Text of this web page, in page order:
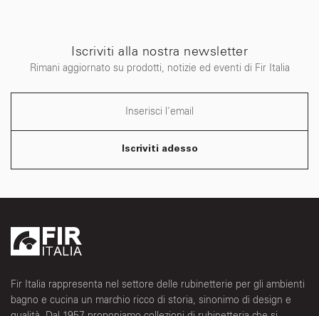
Iscriviti alla nostra newsletter
Rimani aggiornato su prodotti, notizie ed eventi di Fir Italia
Iscriviti adesso
Fir Italia rappresenta nel settore delle rubinetterie per gli ambienti
bagno e cucina un marchio ricco di storia, sinonimo di design e